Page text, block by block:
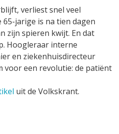
verliest snel veel
65-jarige is na tien dagen
zijn spieren kwijt. En dat
Hoogleraar interne
en ziekenhuisdirecteur
voor een revolutie: de patiënt
uit de Volkskrant.